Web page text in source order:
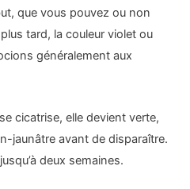
que vous pouvez ou non
tard, la couleur violet ou
généralement aux
cicatrise, elle devient verte,
jaunâtre avant de disparaître.
deux semaines.